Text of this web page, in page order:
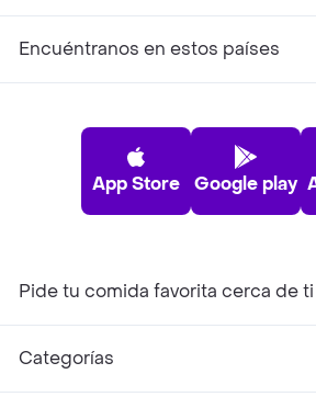
Encuéntranos en estos países
App Store Google play
Pide tu comida favorita cerca de ti
Categorías